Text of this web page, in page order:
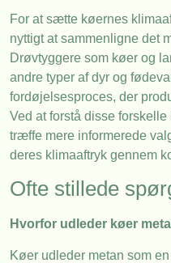
For at sætte køernes
nyttigt at sammenligne det
Drøvtyggere som køer og
andre typer af dyr og
fordøjelsesproces, der
Ved at forstå disse
træffe mere informerede
deres klimaaftryk gennem
Ofte stillede
Hvorfor udleder køer
Køer udleder metan som